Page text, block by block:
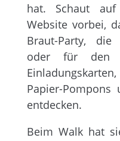
hat. Schaut
Website vorbei,
Braut-Party, die
oder für den
Papier-
entdecken.
Beim Walk hat